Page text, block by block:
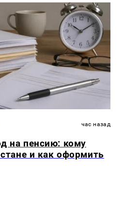
час назад
на пенсию: кому
и как оформить